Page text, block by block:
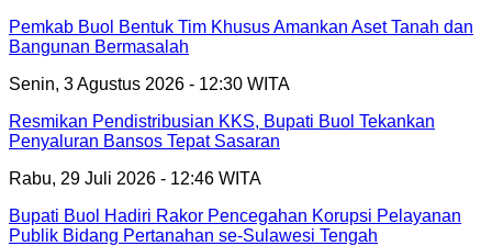
Pemkab Buol Bentuk Tim Khusus Amankan Aset Tanah dan
Bangunan Bermasalah
Senin, 3 Agustus 2026 - 12:30 WITA
Resmikan Pendistribusian KKS, Bupati Buol Tekankan
Penyaluran Bansos Tepat Sasaran
Rabu, 29 Juli 2026 - 12:46 WITA
Bupati Buol Hadiri Rakor Pencegahan Korupsi Pelayanan
Publik Bidang Pertanahan se-Sulawesi Tengah